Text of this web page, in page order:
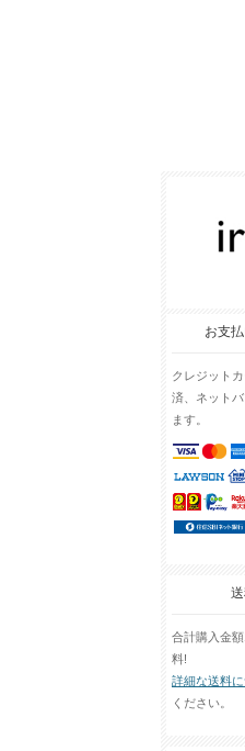
お支
クレジット
済、ネット
ます。
合計購入金
料!
詳細な送料
ください。